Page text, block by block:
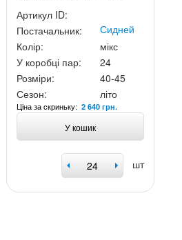
Артикул ID:
Постачальник:
Сидней
Колір:
мікс
У коробці пар:
24
Розміри:
40-45
Сезон:
літо
Ціна за скриньку: 2 640 грн.
У кошик
шт